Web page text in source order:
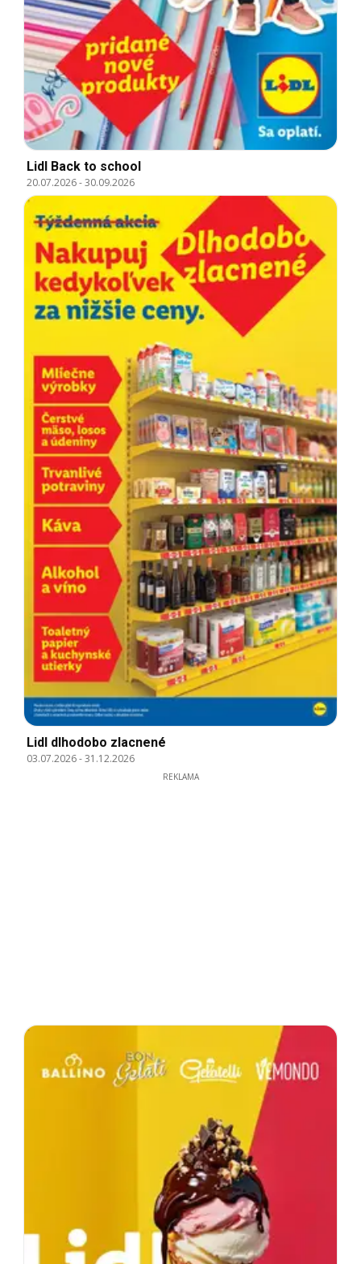
Lidl Back to school
20.07.2026-30.09.2026
Lidl dlhodobo zlacnené
03.07.2026-31.12.2026
REKLAMA